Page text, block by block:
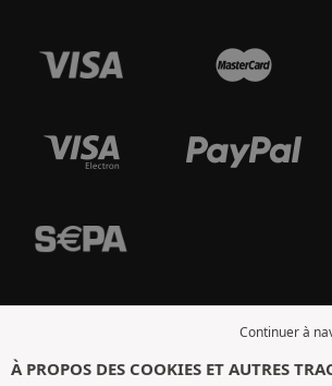
Continuer à
À PROPOS DES COOKIES ET AUTRES